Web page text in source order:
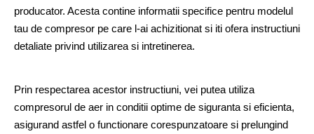
producator. Acesta contine informatii specifice pentru modelul
tau de compresor pe care l-ai achizitionat si iti ofera instructiuni
detaliate privind utilizarea si intretinerea.
Prin respectarea acestor instructiuni, vei putea utiliza
compresorul de aer in conditii optime de siguranta si eficienta,
asigurand astfel o functionare corespunzatoare si prelungind